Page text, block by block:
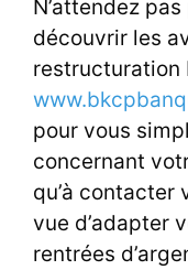
N’attendez
découvrir les
restructuration
pour vous
concernant
qu’à contacter
vue d’adapter
rentrées